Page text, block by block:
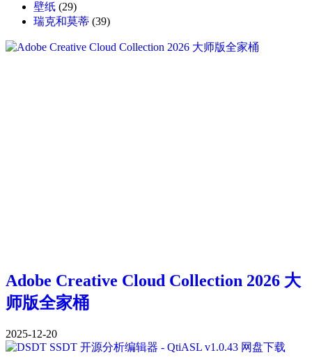
壁纸 (29)
瑞克和莫蒂 (39)
Adobe Creative Cloud Collection 2026 大
师版全家桶
2025-12-20